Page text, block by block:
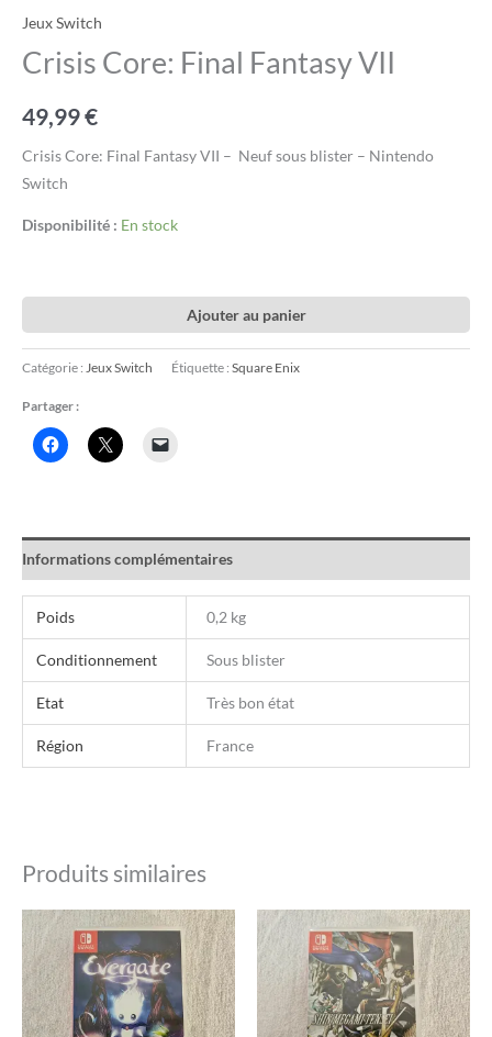
Jeux Switch
Crisis Core: Final Fantasy VII
49,99€
Crisis Core: Final Fantasy VII – Neuf sous blister – Nintendo
Switch
Disponibilité : En stock
Ajouter au panier
Catégorie : Jeux Switch Étiquette : Square Enix
Partager :
Informations complémentaires
Poids 0,2 kg
Conditionnement Sous blister
Etat Très bon état
Région France
Produits similaires